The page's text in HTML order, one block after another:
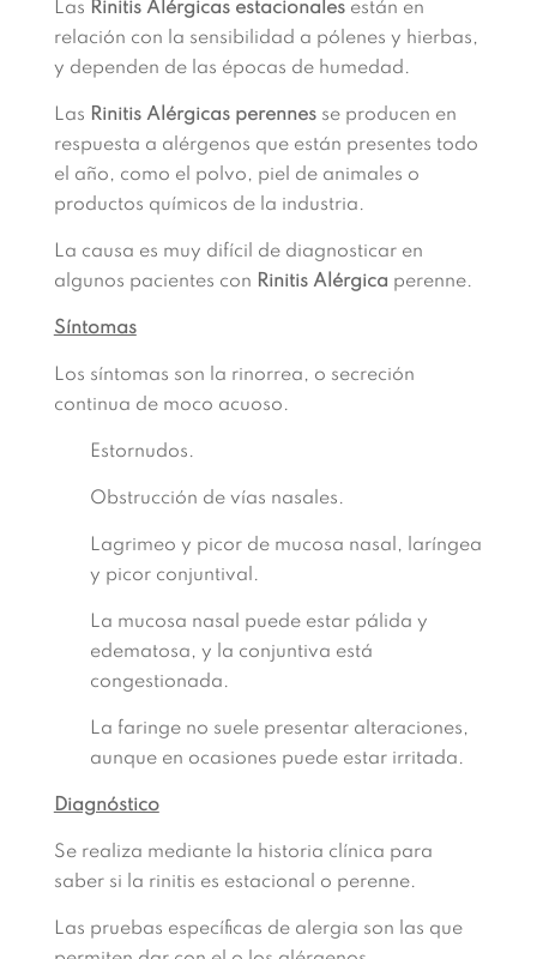
Las Rinitis Alérgicas estacionalesestán en
relación con la sensibilidad a pólenes y hierbas,
y dependen de las épocas de humedad.
Las Rinitis Alérgicas perennesse producen en
respuesta a alérgenos que están presentes todo
el año, como el polvo, piel de animales o
productos químicos de la industria.
La causa es muy difícil de diagnosticar en
algunos pacientes con Rinitis Alérgica perenne.
Síntomas
Los síntomas son la rinorrea, o secreción
continua de moco acuoso.
Estornudos.
Obstrucción de vías nasales.
Lagrimeo y picor de mucosa nasal, laríngea
y picor conjuntival.
La mucosa nasal puede estar pálida y
edematosa, y la conjuntiva está
congestionada.
La faringe no suele presentar alteraciones,
aunque en ocasiones puede estar irritada.
Diagnóstico
Se realiza mediante la historia clínica para
saber si la rinitis es estacional o perenne.
Las pruebas específicas de alergia son las que